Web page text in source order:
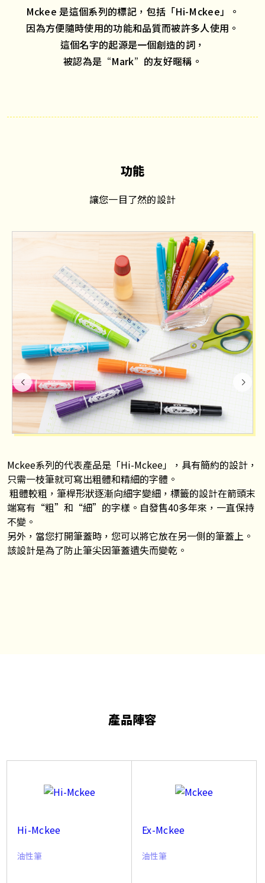
Mckee 是這個系列的標記，包括「Hi-Mckee」。
因為方便隨時使用的功能和品質而被許多人使用。
這個名字的起源是一個創造的詞，
被認為是“Mark”的友好暱稱。
功能
讓您一目了然的設計
Mckee系列的代表產品是「Hi-Mckee」，具有簡約的設計，
只需一枝筆就可寫出粗體和精細的字體。
粗體較粗，筆桿形狀逐漸向細字變細，標籤的設計在箭頭末
端寫有“粗”和“細”的字樣。自發售40多年來，一直保持
不變。
另外，當您打開筆蓋時，您可以將它放在另一側的筆蓋上。
該設計是為了防止筆尖因筆蓋遺失而變乾。
產品陣容
Hi-Mckee
油性筆
Ex-Mckee
油性筆